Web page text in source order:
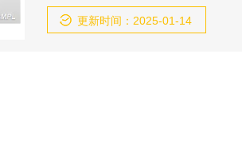
工业产品，回收材料都可以进行分
节中的定性或者定量评估。
更新时间：2025-01-14